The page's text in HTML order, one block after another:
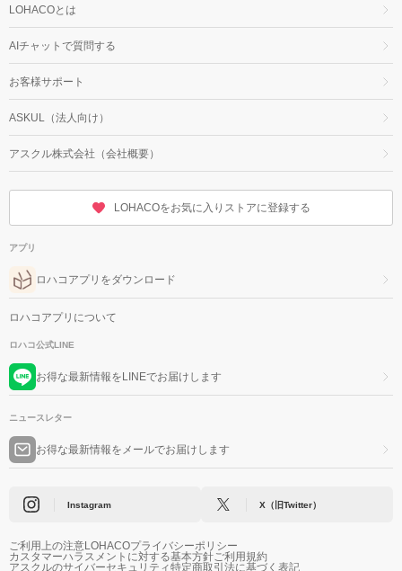
LOHACOとは
AIチャットで質問する
お客様サポート
ASKUL（法人向け）
アスクル株式会社（会社概要）
LOHACOをお気に入りストアに登録する
アプリ
ロハコアプリをダウンロード
ロハコアプリについて
ロハコ公式LINE
お得な最新情報をLINEでお届けします
ニュースレター
お得な最新情報をメールでお届けします
Instagram X（旧Twitter）
ご利用上の注意LOHACOプライバシーポリシー
カスタマーハラスメントに対する基本方針ご利用規約
アスクルのサイバーセキュリティ特定商取引法に基づく表記